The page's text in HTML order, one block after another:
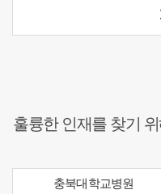
훌륭한 인재를 찾기
충북대학교병원